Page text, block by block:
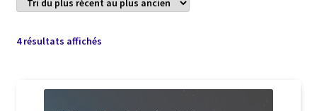
Conditions de Vente
Connection
Listes d’Envies
4 résultats affichésTrié
récent